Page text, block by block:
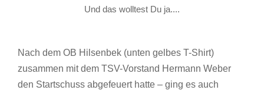
Und das wolltest Du ja....
Nach dem OB Hilsenbek (unten gelbes T-Shirt)
zusammen mit dem TSV-Vorstand Hermann Weber
den Startschuss abgefeuert hatte – ging es auch